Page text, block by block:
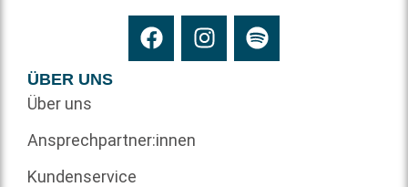
ÜBER UNS
Über uns
Ansprechpartner:innen
Kundenservice